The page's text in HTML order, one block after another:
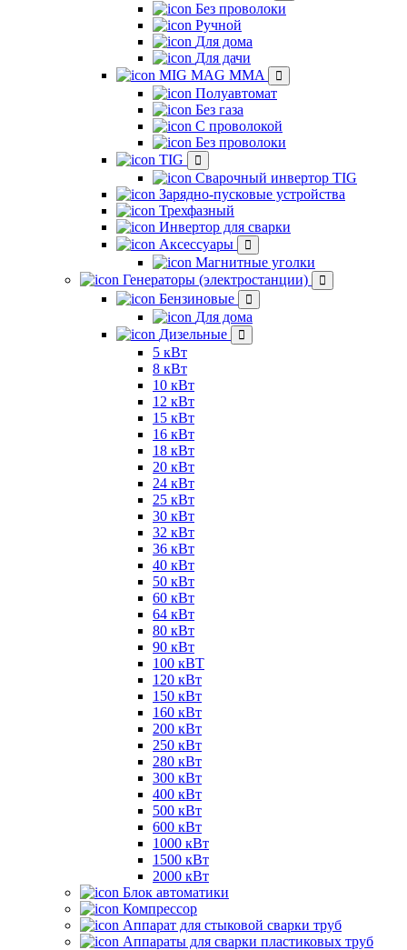
Без проволоки
Ручной
Для дома
Для дачи
MIG MAG MMA
Полуавтомат
Без газа
С проволокой
Без проволоки
TIG
Сварочный инвертор TIG
Зарядно-пусковые устройства
Трехфазный
Инвертор для сварки
Аксессуары
Магнитные уголки
Генераторы (электростанции)
Бензиновые
Для дома
Дизельные
5 кВт
8 кВт
10 кВт
12 кВт
15 кВт
16 кВт
18 кВт
20 кВт
24 кВт
25 кВт
30 кВт
32 кВт
36 кВт
40 кВт
50 кВт
60 кВт
64 кВт
80 кВт
90 кВт
100 кВТ
120 кВт
150 кВт
160 кВт
200 кВт
250 кВт
280 кВт
300 кВт
400 кВт
500 кВт
600 кВт
1000 кВт
1500 кВт
2000 кВт
Блок автоматики
Компрессор
Аппарат для стыковой сварки труб
Аппараты для сварки пластиковых труб